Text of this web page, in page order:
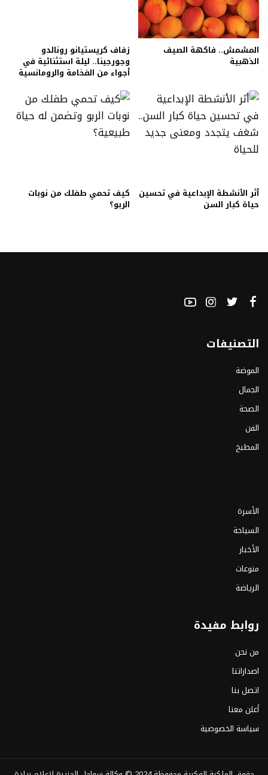
المشمش.. فاكهة الصيف
الذهبية
زفاف كريستيانو رونالدو
وجورجينا.. ليلة استثنائية في
أجواء من الفخامة والرومانسية
أثر الأنشطة الإبداعية في تحسين
حياة كبار السن
كيف تحمي طفلك من نوبات
الربو؟
التصنيفات
الموضة
الجمال
الصحة
الفن
المطبخ
الأسرة
السياحة
الأخبار
منوعات
الرياضة
روابط مفيدة
من نحن
اصداراتنا
اتصل بنا
أعلن معنا
سياسة الخصوصية